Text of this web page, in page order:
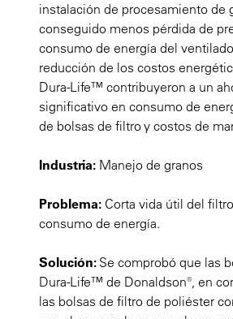
instalación de procesamiento de
conseguido menos pérdida de
consumo de energía del
reducción de los costos
Dura-Life™ contribuyeron a un
significativo en consumo de
de bolsas de filtro y costos de
Industria: Manejo de granos
Problema: Corta vida útil del
consumo de energía.
Solución: Se comprobó que las
Dura-Life™ de Donaldson®, en
las bolsas de filtro de poliéster